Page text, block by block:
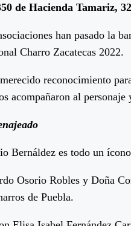
de Hacienda Tamariz,
han pasado la
Charro Zacatecas 2022.
reconocimiento
acompañaron al
Bernáldez es todo un
Osorio Robles y Doña
de Puebla.